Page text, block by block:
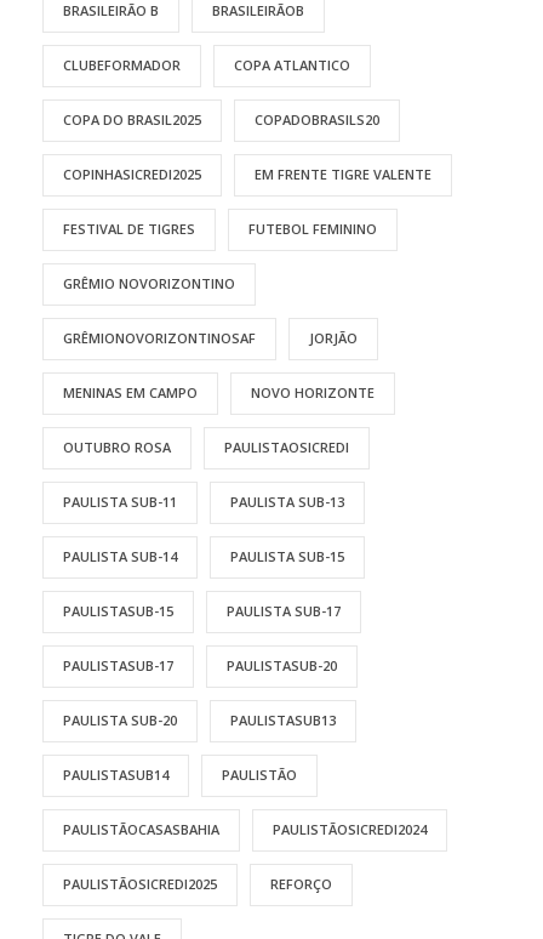
BRASILEIRÃO B BRASILEIRÃOB
CLUBEFORMADOR COPA ATLANTICO
COPA DO BRASIL2025 COPADOBRASILS20
COPINHASICREDI2025 EM FRENTE TIGRE VALENTE
FESTIVAL DE TIGRES FUTEBOL FEMININO
GRÊMIO NOVORIZONTINO
GRÊMIONOVORIZONTINOSAF JORJÃO
MENINAS EM CAMPO NOVO HORIZONTE
OUTUBRO ROSA PAULISTAOSICREDI
PAULISTA SUB-11 PAULISTA SUB-13
PAULISTA SUB-14 PAULISTA SUB-15
PAULISTASUB-15 PAULISTA SUB-17
PAULISTASUB-17 PAULISTASUB-20
PAULISTA SUB-20 PAULISTASUB13
PAULISTASUB14 PAULISTÃO
PAULISTÃOCASASBAHIA PAULISTÃOSICREDI2024
PAULISTÃOSICREDI2025 REFORÇO